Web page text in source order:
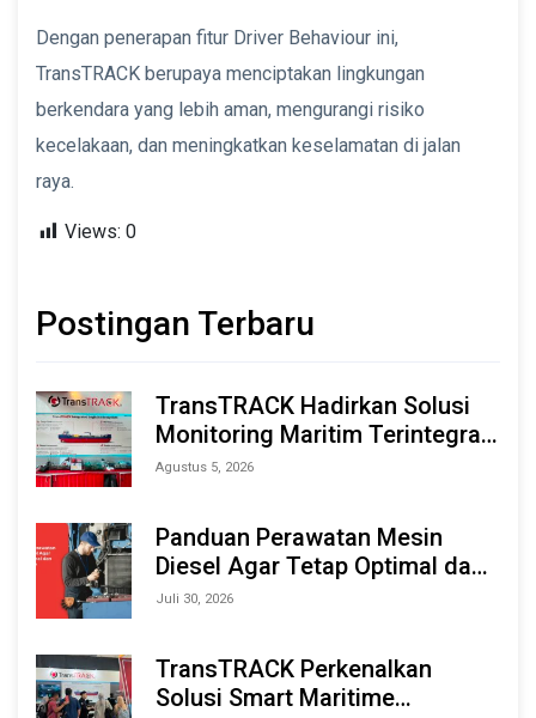
Dengan penerapan fitur Driver Behaviour ini,
TransTRACK berupaya menciptakan lingkungan
berkendara yang lebih aman, mengurangi risiko
kecelakaan, dan meningkatkan keselamatan di jalan
raya.
Views: 0
Postingan Terbaru
TransTRACK Hadirkan Solusi
Monitoring Maritim Terintegrasi
Berbasis AI & IoT di Indonesia
2026
Agustus 5, 2026
Panduan Perawatan Mesin
Diesel Agar Tetap Optimal dan
Tahan Lama
Juli 30, 2026
TransTRACK Perkenalkan
Solusi Smart Maritime